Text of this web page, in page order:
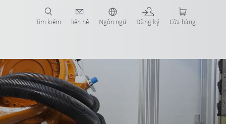
Tìm kiếm liên hệ Ngôn ngữ Đăng ký Cửa hàng